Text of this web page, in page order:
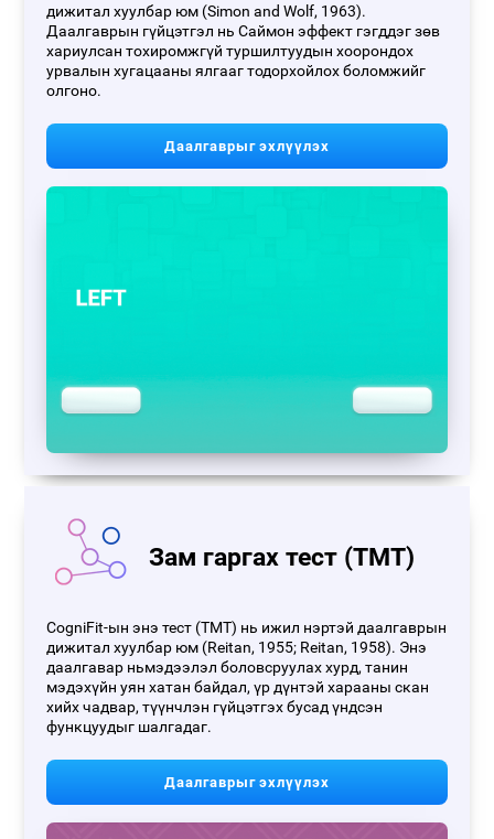
дижитал хуулбар юм (Simon and Wolf, 1963).
Даалгаврын гүйцэтгэл нь Саймон эффект гэгддэг зөв
хариулсан тохиромжгүй туршилтуудын хоорондох
урвалын хугацааны ялгааг тодорхойлох боломжийг
олгоно.
Даалгаврыг эхлүүлэх
Зам гаргах тест (TMT)
CogniFit-ын энэ тест (TMT) нь ижил нэртэй даалгаврын
дижитал хуулбар юм (Reitan, 1955; Reitan, 1958). Энэ
даалгавар ньмэдээлэл боловсруулах хурд, танин
мэдэхүйн уян хатан байдал, үр дүнтэй харааны скан
хийх чадвар, түүнчлэн гүйцэтгэх бусад үндсэн
функцуудыг шалгадаг.
Даалгаврыг эхлүүлэх